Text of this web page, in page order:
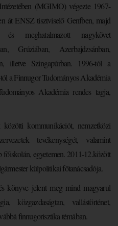
(MGIMO) végezte 1967-
át ENSZ tisztviselő Genfben, majd
meghatalmazott nagykövet
Grúziában, Azerbajdzsánban,
illetve Szingapúrban. 1996-tól a
a Finnugor Tudományos Akadémia
Akadémia rendes tagja,
kommunikációt, nemzetközi
tevékenységét, valamint
főiskolán, egyetemen. 2011-12.között
külpolitikai főtanácsadója.
könyve jelent meg mind magyarul
közgazdaságtan, vallástörténet,
finnugorisztika témában.